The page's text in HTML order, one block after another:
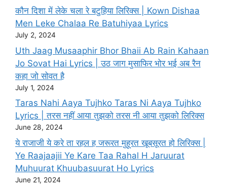
कौन दिशा में लेके चला रे बटुहिया लिरिक्स | Kown Dishaa
Men Leke Chalaa Re Batuhiyaa Lyrics
July 2, 2024
Uth Jaag Musaaphir Bhor Bhaii Ab Rain Kahaan
Jo Sovat Hai Lyrics | उठ जाग मुसाफिर भोर भई अब रैन
कहा जो सोवत है
July 1, 2024
Taras Nahi Aaya Tujhko Taras Ni Aaya Tujhko
Lyrics | तरस नहीं आया तुझको तरस नी आया तुझको लिरिक्स
June 28, 2024
ये राजाजी ये करे ता रहल ह जरूरत मुहूरत खूबसूरत हो लिरिक्स |
Ye Raajaajii Ye Kare Taa Rahal H Jaruurat
Muhuurat Khuubasuurat Ho Lyrics
June 21, 2024